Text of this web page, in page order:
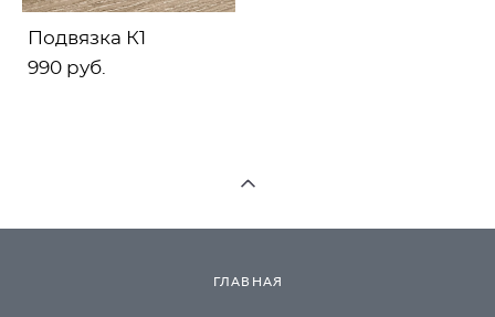
Подвязка К1
990 pуб.
ГЛАВНАЯ